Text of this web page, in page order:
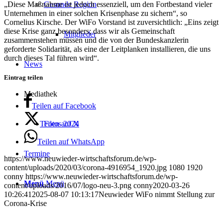
Gesunde Region
Mitglieder
News
Mediathek
Fotos 2024
Termine
Menü Menü
„Diese Maßnahme ist jedoch essenziell, um den Fortbestand vieler
Unternehmen in einer solchen Krisenphase zu sichern“, so
Cornelius Kirsche. Der WiFo Vorstand ist zuversichtlich: „Eins zeigt
diese Krise ganz besonders; dass wir als Gemeinschaft
zusammenstehen müssen und die von der Bundeskanzlerin
geforderte Solidarität, als eine der Leitplanken installieren, die uns
durch dieses Tal führen wird“.
Eintrag teilen
Teilen auf Facebook
Teilen auf X
Teilen auf WhatsApp
https://www.neuwieder-wirtschaftsforum.de/wp-
content/uploads/2020/03/corona-4916954_1920.jpg 1080 1920
conny https://www.neuwieder-wirtschaftsforum.de/wp-
content/uploads/2016/07/logo-neu-3.png conny2020-03-26
10:26:41 2025-08-07 10:13:17Neuwieder WiFo nimmt Stellung zur
Corona-Krise